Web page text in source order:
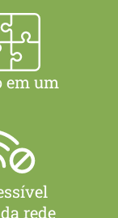
em um
rede